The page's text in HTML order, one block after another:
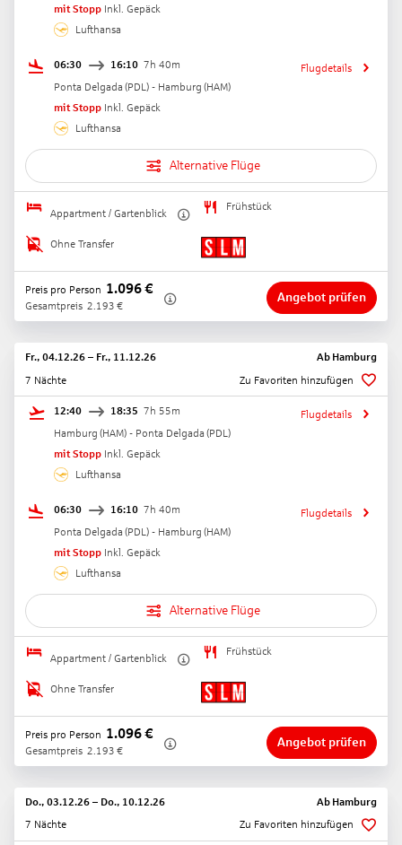
mit Stopp Inkl. Gepäck
Lufthansa
06:30 16:10 7h 40m
Ponta Delgada (PDL) - Hamburg (HAM)
mit Stopp Inkl. Gepäck
Lufthansa
Flugdetails
Alternative Flüge
Appartment / Gartenblick
Frühstück
Ohne Transfer
Preis pro Person 1.096€
Gesamtpreis 2.193 €
Angebot prüfen
Fr., 04.12.26 – Fr., 11.12.26 Ab Hamburg
7 Nächte
Zu Favoriten hinzufügen
12:40 18:35 7h 55m
Hamburg (HAM) - Ponta Delgada (PDL)
mit Stopp Inkl. Gepäck
Lufthansa
Flugdetails
06:30 16:10 7h 40m
Ponta Delgada (PDL) - Hamburg (HAM)
mit Stopp Inkl. Gepäck
Lufthansa
Flugdetails
Alternative Flüge
Appartment / Gartenblick
Frühstück
Ohne Transfer
Preis pro Person 1.096€
Gesamtpreis 2.193 €
Angebot prüfen
Do., 03.12.26 – Do., 10.12.26 Ab Hamburg
7 Nächte
Zu Favoriten hinzufügen